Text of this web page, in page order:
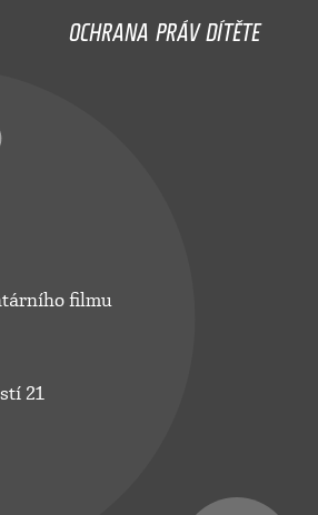
OCHRANA PRÁV DÍTĚTE
filmu
21